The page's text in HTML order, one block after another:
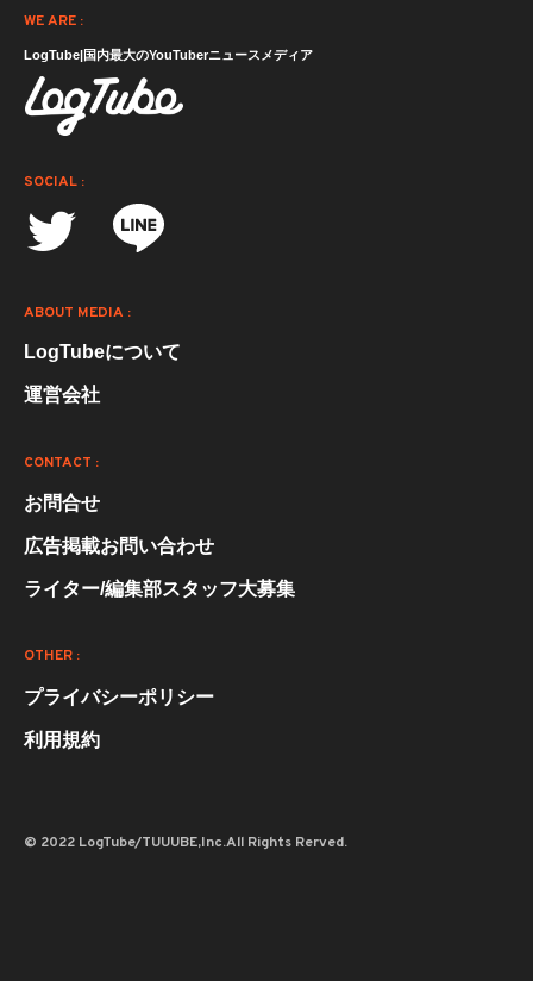
WE ARE :
LogTube|国内最大のYouTuberニュースメディア
SOCIAL :
ABOUT MEDIA :
LogTubeについて
運営会社
CONTACT :
お問合せ
広告掲載お問い合わせ
ライター/編集部スタッフ大募集
OTHER :
プライバシーポリシー
利用規約
© 2022 LogTube/TUUUBE,Inc.All Rights Rerved.